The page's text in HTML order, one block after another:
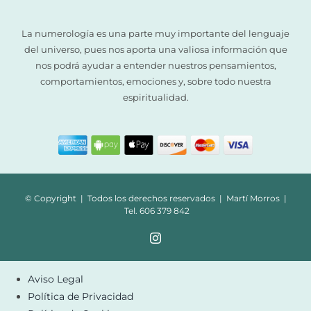
La numerología es una parte muy importante del lenguaje
del universo, pues nos aporta una valiosa información que
nos podrá ayudar a entender nuestros pensamientos,
comportamientos, emociones y, sobre todo nuestra
espiritualidad.
© Copyright | Todos los derechos reservados | Martí Morros |
Tel. 606 379 842
Aviso Legal
Política de Privacidad